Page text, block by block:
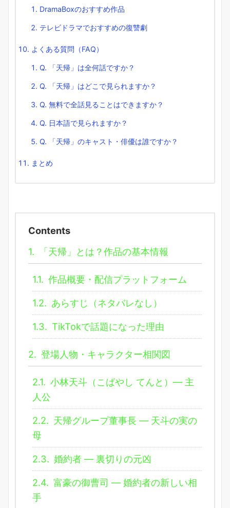
DramaBoxのおすすめ作品
テレビドラマでおすすめの復讐劇
よくある質問（FAQ）
Q. 「天帰」は全何話ですか？
Q. 「天帰」はどこで見られますか？
Q. 無料で全話見ることはできますか？
Q. 日本語で見られますか？
Q. 「天帰」のキャスト・俳優は誰ですか？
まとめ
Contents
1.
「天帰」とは？作品の基本情報
1.1. 作品概要・配信プラットフォーム
1.2. あらすじ（ネタバレなし）
1.3. TikTokで話題になった理由
2. 登場人物・キャラクター相関図
2.1. 小林天斗（こばやし てんと）― 主
人公
2.2. 天帰グループ董事長 ― 天斗の実の
母
2.3. 婚約者 ― 裏切りの元凶
2.4. 富豪の御曹司 ― 婚約者の新しい相
手